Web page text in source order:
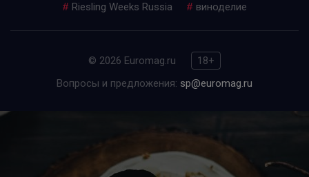
# Riesling Weeks Russia # виноделие
© 2026 Euromag.ru
18+
Вопросы и предложения: sp@euromag.ru